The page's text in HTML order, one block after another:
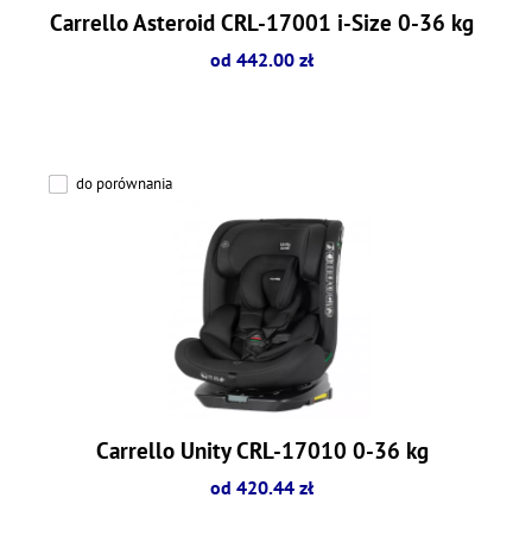
Carrello Asteroid CRL-17001 i-Size 0-36 kg
od 442.00 zł
do porównania
Carrello Unity CRL-17010 0-36 kg
od 420.44 zł